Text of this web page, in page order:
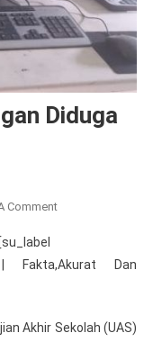
Diduga
CommentOn
1
Beli
| Fakta,Akurat Dan
Akhir Sekolah (UAS)